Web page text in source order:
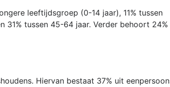
leeftijdsgroep (0-14 jaar), 11% tussen
31% tussen 45-64 jaar. Verder behoort 24%
Hiervan bestaat 37% uit